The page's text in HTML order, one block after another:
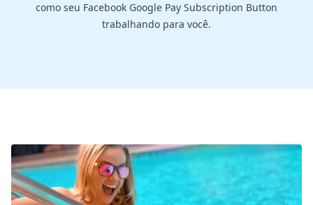
como seu Facebook Google Pay Subscription Button
trabalhando para você.